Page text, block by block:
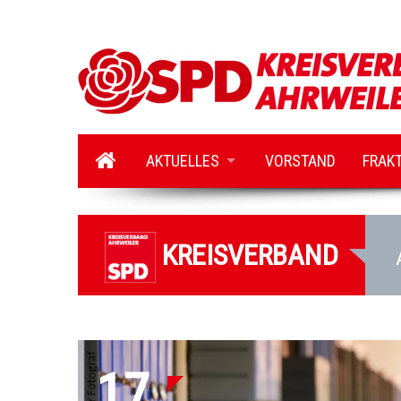
AKTUELLES VORSTAND
KREISVERBAND